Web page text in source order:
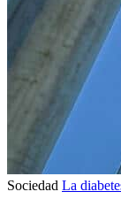
Sociedad La